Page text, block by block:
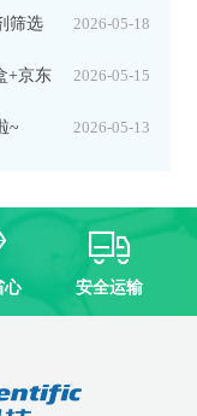
2026-05-18
筛选
2026-05-15
+京东
2026-05-13
~
心 安全运输